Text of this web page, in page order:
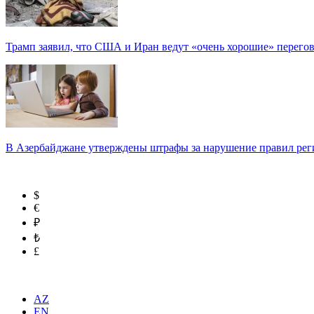
Трамп заявил, что США и Иран ведут «очень хорошие»
В Азербайджане утверждены штрафы за нарушение правил
$
€
₽
₺
£
AZ
EN